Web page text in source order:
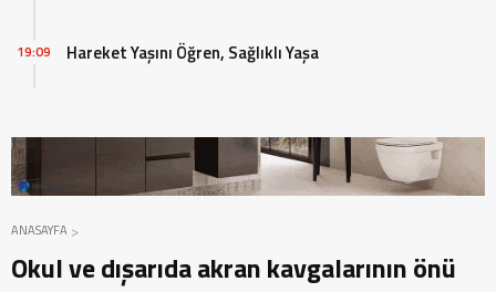
Hareket Yaşını Öğren, Sağlıklı Yaşa
19:09
ANASAYFA
Okul ve dışarıda akran kavgalarının önü